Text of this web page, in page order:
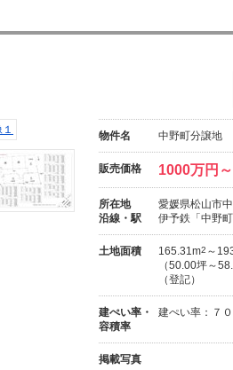
物件名 中野町分譲地
販売価格 1000万円
所在地
愛媛県松山市
沿線・駅
伊予鉄「中野
土地面積 165.31m2 ～
（50.00坪～
（登記）
建ぺい率・
容積率
建ぺい率：７
掲載写真